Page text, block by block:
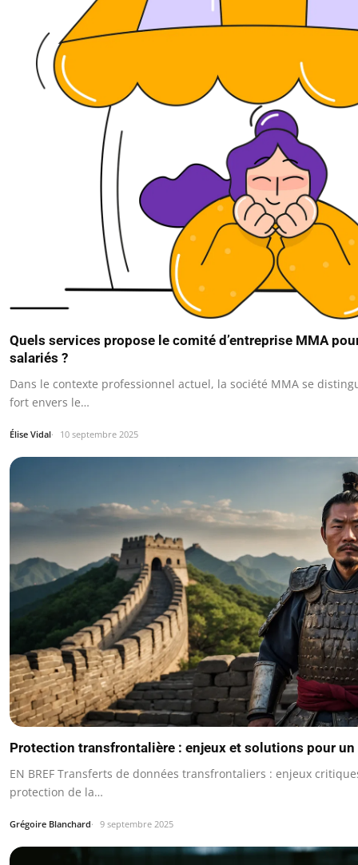
Quels services propose le comité d’entreprise MMA
salariés ?
Dans le contexte professionnel actuel, la société MMA se
fort envers le…
Élise Vidal 10 septembre 2025
Protection transfrontalière : enjeux et solutions pour
EN BREF Transferts de données transfrontaliers : enjeux
protection de la…
Grégoire Blanchard 9 septembre 2025